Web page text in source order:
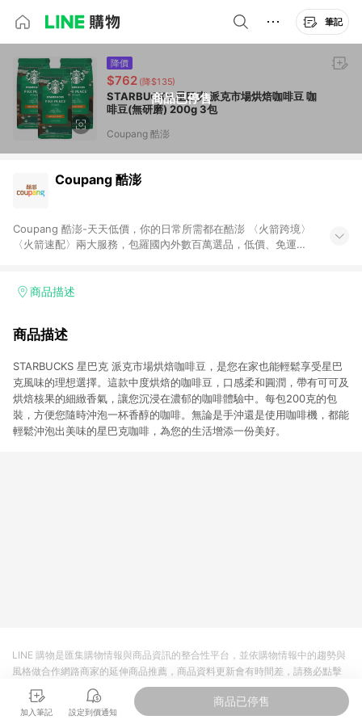
筆記
商品已停售
降價
$762 (降$135)
STARBUCKS 星巴克 派克市場烘焙咖啡豆 咖
啡豆(無研磨) 200g 3包
Coupang 酷澎
Coupang 酷澎
Coupang 酷澎-天天低價，你的日常所需都在酷澎 〈火箭跨境〉
〈火箭速配〉兩大服務，包羅國內外數百萬選品，低價、免運，
加入WOW會員告別湊免運，火箭速配、火箭跨境優質選品不限金
商品描述
商品描述
STARBUCKS 星巴克 派克市場烘焙咖啡豆，是您在家也能輕鬆享受星巴
克風味的理想選擇。這款中度烘焙的咖啡豆，口感柔和圓潤，帶有可可及
烘焙核果的細緻香氣，讓您沉浸在濃郁的咖啡體驗中。每包200克的包
裝，方便您隨時沖泡一杯香醇的咖啡。無論是手沖還是使用咖啡機，都能
輕鬆沖泡出美味的星巴克咖啡，為您的生活增添一份美好。
加入筆記 設定到價通知
商品已停售
LINE 購物是匯集購物情報與商品資訊的整合性平台，並依購物情報中的趨勢與
風格做合作網路商家的延伸商品推薦，商品資料更新會有時間差，請務必點擊
商品至各合作網路商家，確認現售價與購物條件，一切資訊以合作廠商網頁為
準。